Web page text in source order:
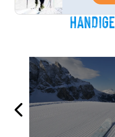
HANDIGE